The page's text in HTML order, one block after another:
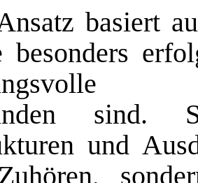
basiert
besonders
sind.
und